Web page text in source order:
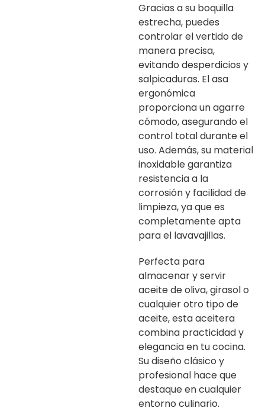
Gracias a su boquilla
estrecha, puedes
controlar el vertido de
manera precisa,
evitando desperdicios y
salpicaduras. El asa
ergonómica
proporciona un agarre
cómodo, asegurando el
control total durante el
uso. Además, su material
inoxidable garantiza
resistencia a la
corrosión y facilidad de
limpieza, ya que es
completamente apta
para el lavavajillas.
Perfecta para
almacenar y servir
aceite de oliva, girasol o
cualquier otro tipo de
aceite, esta aceitera
combina practicidad y
elegancia en tu cocina.
Su diseño clásico y
profesional hace que
destaque en cualquier
entorno culinario.